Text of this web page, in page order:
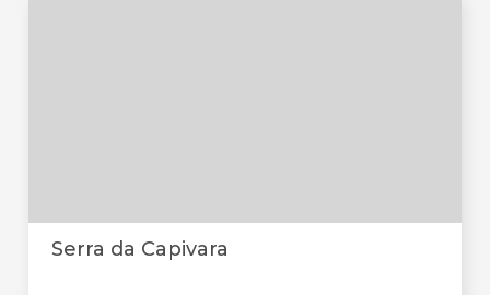
Serra da Capivara